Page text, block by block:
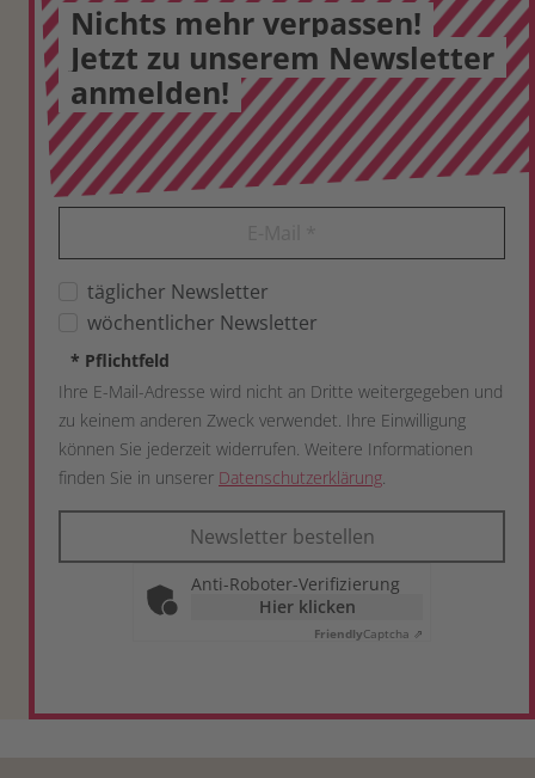
Nichts mehr verpassen!
Jetzt zu unserem Newsletter
anmelden!
täglicher Newsletter
wöchentlicher Newsletter
* Pflichtfeld
Ihre E-Mail-Adresse wird nicht an Dritte weitergegeben und
zu keinem anderen Zweck verwendet. Ihre Einwilligung
können Sie jederzeit widerrufen. Weitere Informationen
finden Sie in unserer Datenschutzerklärung.
Newsletter bestellen
Anti-Roboter-Verifizierung
Hier klicken
FriendlyCaptcha ⇗